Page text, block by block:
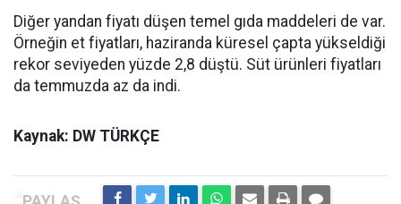
Diğer yandan fiyatı düşen temel gıda maddeleri de var.
Örneğin et fiyatları, haziranda küresel çapta yükseldiği
rekor seviyeden yüzde 2,8 düştü. Süt ürünleri fiyatları
da temmuzda az da indi.
Kaynak: DW TÜRKÇE